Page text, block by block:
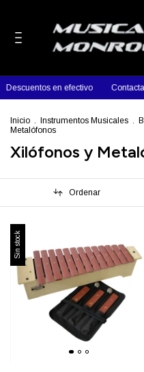
Descuentos en efectivo
Inicio . Instrumentos Musicales .
Metalófonos
Xilófonos y
Ordenar
Sin stock